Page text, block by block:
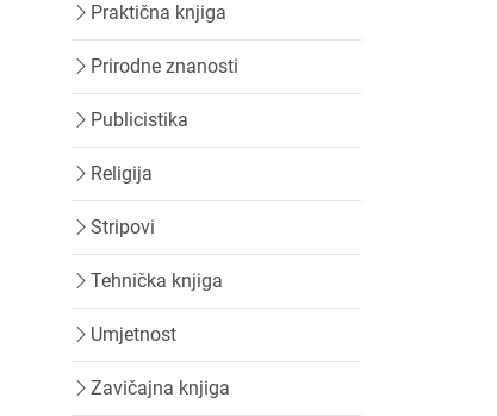
Praktična knjiga
Prirodne znanosti
Publicistika
Religija
Stripovi
Tehnička knjiga
Umjetnost
Zavičajna knjiga